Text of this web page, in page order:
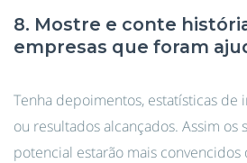
8. Mostre e conte
empresas que foram
Tenha depoimentos, estatísticas de
ou resultados alcançados. Assim os
potencial estarão mais convencidos